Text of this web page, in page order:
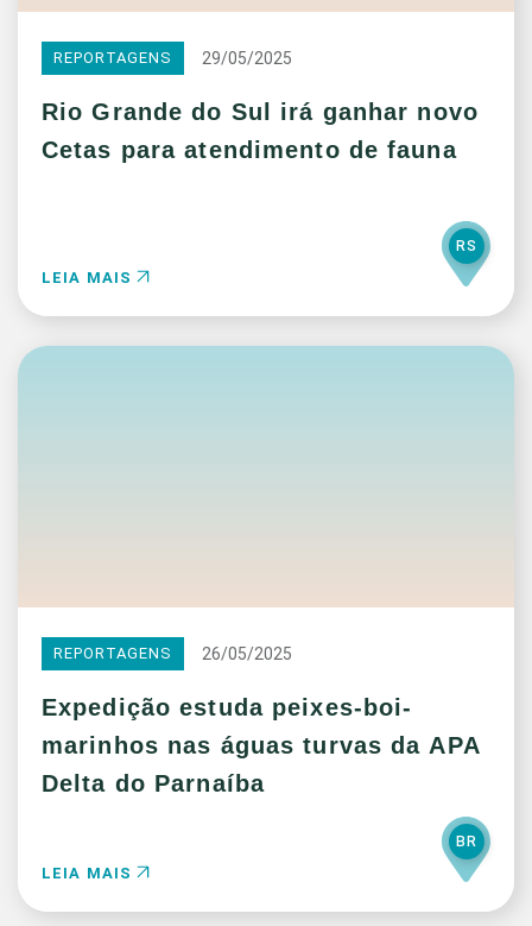
REPORTAGENS 29/05/2025
Rio Grande do Sul irá ganhar novo
Cetas para atendimento de fauna
LEIA MAIS
RS
REPORTAGENS 26/05/2025
Expedição estuda peixes-boi-
marinhos nas águas turvas da APA
Delta do Parnaíba
LEIA MAIS
BR